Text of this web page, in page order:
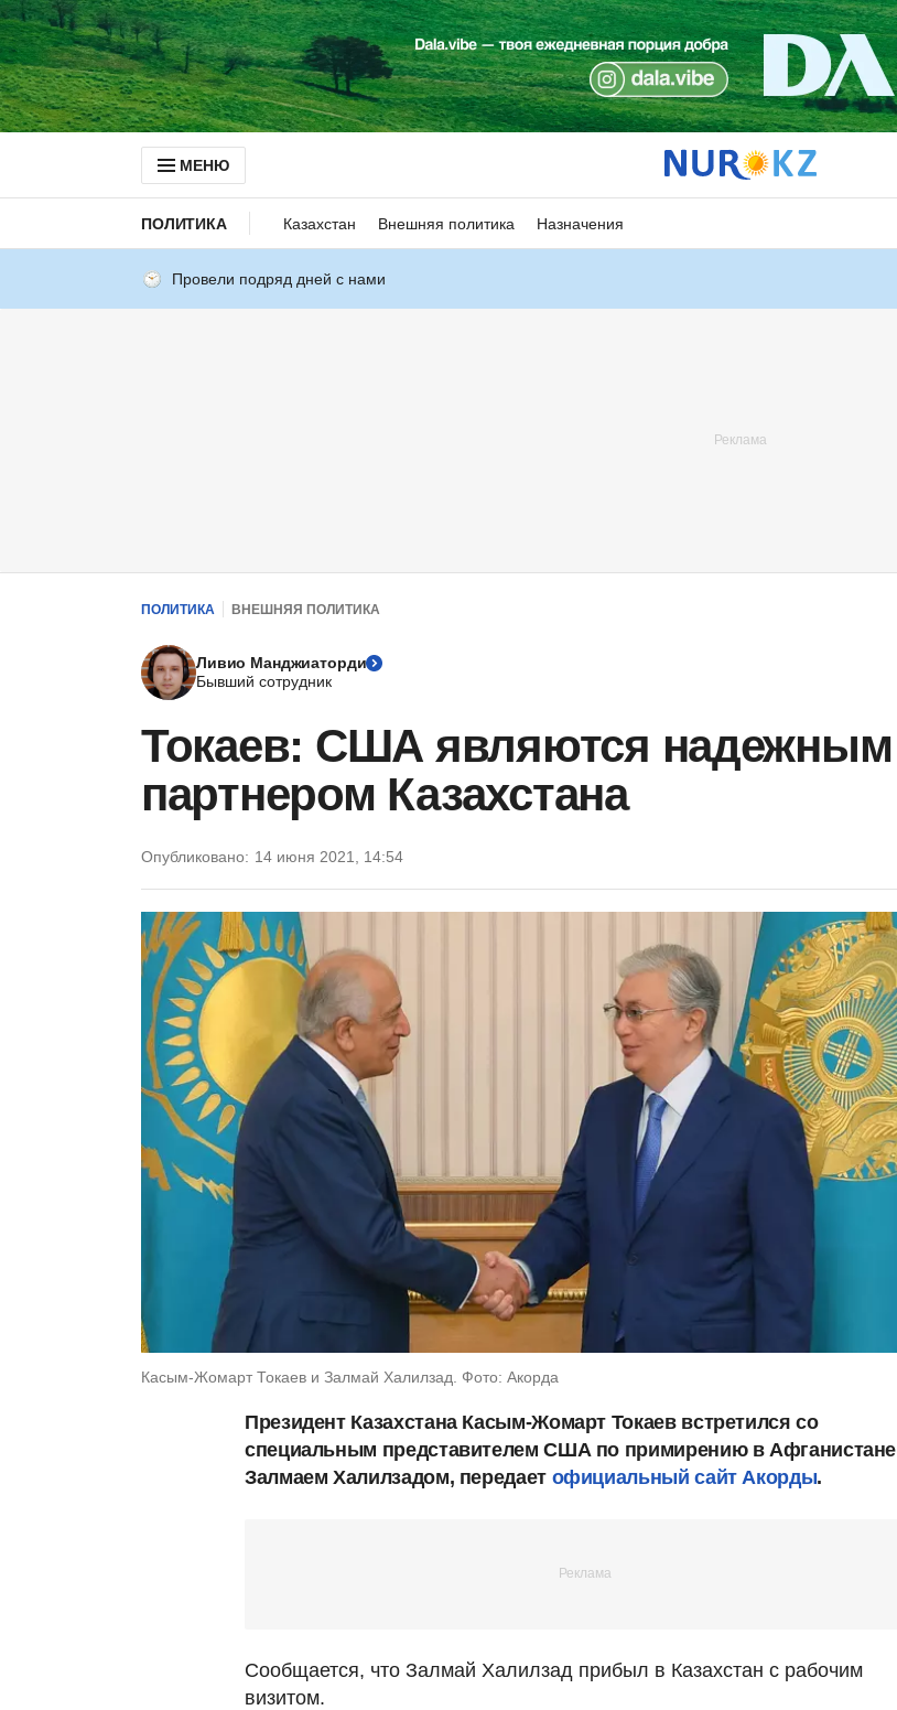
МЕНЮ
ПОЛИТИКА Казахстан Внешняя политика Назначения
Провели подряд дней с нами
ПОЛИТИКА ВНЕШНЯЯ ПОЛИТИКА
Ливио Манджиаторди
Бывший сотрудник
Токаев: США являются надежным
партнером Казахстана
Опубликовано: 14 июня 2021, 14:54
Касым-Жомарт Токаев и Залмай Халилзад. Фото: Акорда
Президент Казахстана Касым-Жомарт Токаев встретился со
специальным представителем США по примирению в Афганистане
Залмаем Халилзадом, передает официальный сайт Акорды.
Сообщается, что Залмай Халилзад прибыл в Казахстан с рабочим
визитом.